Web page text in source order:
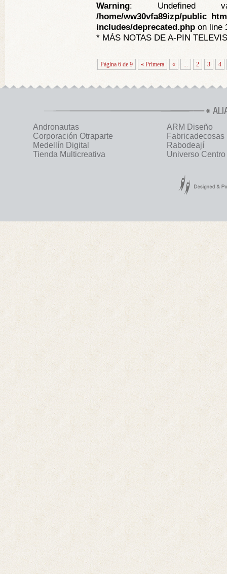
Warning: Undefined
/home/ww30vfa89izp/
includes/deprecated.php on line
* MÁS NOTAS DE A-PIN
Página 6 de 9 « Primera « ... 2 3 4
Andronautas
ARM Diseño
Corporación Otraparte
Fabricadecosas
Medellín Digital
Rabodeají
Tienda Multicreativa
Universo Centro